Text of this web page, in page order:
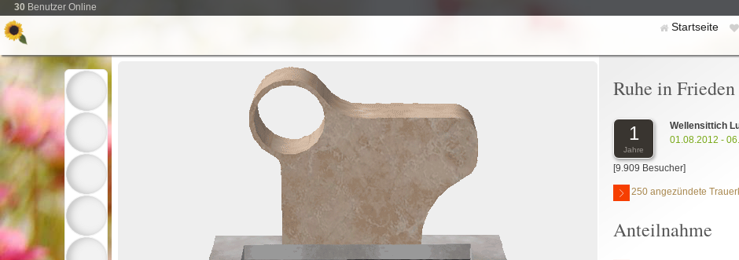
30 Benutzer Online
Startseite
Ruhe in Frieden
1
Jahre
Wellensittich
01.08.2012 -
[9.909 Besucher]
250 angezündete
Anteilnahme